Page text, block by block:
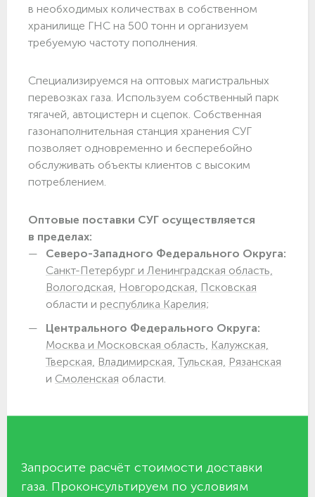
в необходимых количествах в собственном
хранилище ГНС на 500 тонн и организуем
требуемую частоту пополнения.
Специализируемся на оптовых магистральных
перевозках газа. Используем собственный парк
тягачей, автоцистерн и сцепок. Собственная
газонаполнительная станция хранения СУГ
позволяет одновременно и бесперебойно
обслуживать объекты клиентов с высоким
потреблением.
Оптовые поставки СУГ осуществляется
в пределах:
Северо-Западного Федерального Округа:
Санкт-Петербург и Ленинградская область,
Вологодская, Новгородская, Псковская
области и республика Карелия;
Центрального Федерального Округа:
Москва и Московская область, Калужская,
Тверская, Владимирская, Тульская, Рязанская
и Смоленская области.
Запросите расчёт стоимости доставки
газа. Проконсультируем по условиям